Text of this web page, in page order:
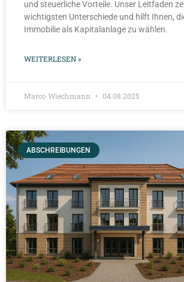
und steuerliche Vorteile. Unser Leitfaden
wichtigsten Unterschiede und hilft Ihnen,
Immobilie als Kapitalanlage zu wählen.
WEITERLESEN »
Marco Wiechmann 04.08.2025
ABSCHREIBUNGEN